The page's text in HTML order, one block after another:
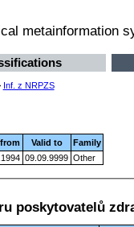
metainformation
Inf. z NRPZS
Valid to
Family
09.09.9999 Other
poskytovatelů